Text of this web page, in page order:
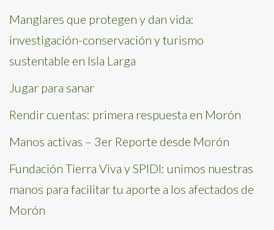
Manglares que protegen y dan vida:
investigación-conservación y turismo
sustentable en Isla Larga
Jugar para sanar
Rendir cuentas: primera respuesta en Morón
Manos activas – 3er Reporte desde Morón
Fundación Tierra Viva y SPIDI: unimos nuestras
manos para facilitar tu aporte a los afectados de
Morón